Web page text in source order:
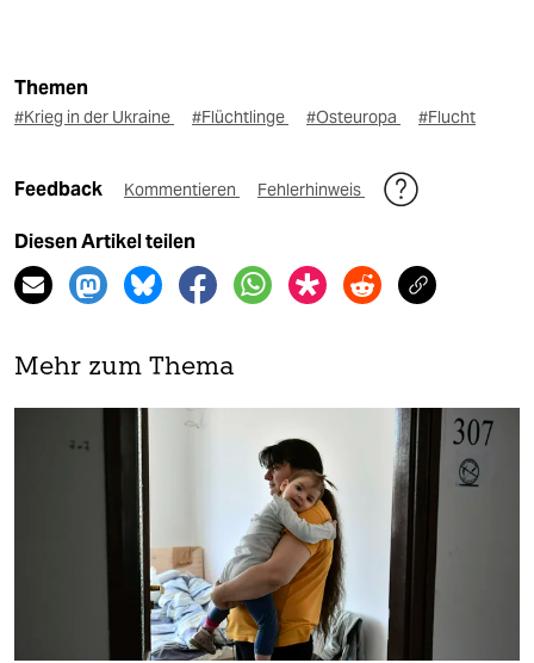
Themen
#Krieg in der Ukraine #Flüchtlinge #Osteuropa #Flucht
Feedback Kommentieren Fehlerhinweis
Diesen Artikel teilen
Mehr zum Thema